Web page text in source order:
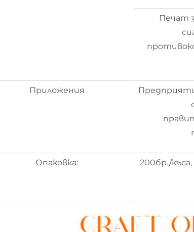
Печат
Приложения
Опаковка:
200бр./